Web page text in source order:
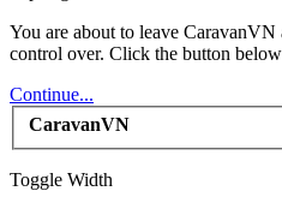
You are about to leave
control over. Click the button
Continue...
CaravanVN
Toggle Width